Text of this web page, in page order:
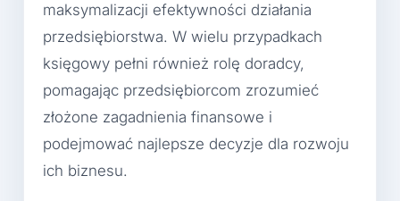
maksymalizacji efektywności działania
przedsiębiorstwa. W wielu przypadkach
księgowy pełni również rolę doradcy,
pomagając przedsiębiorcom zrozumieć
złożone zagadnienia finansowe i
podejmować najlepsze decyzje dla rozwoju
ich biznesu.